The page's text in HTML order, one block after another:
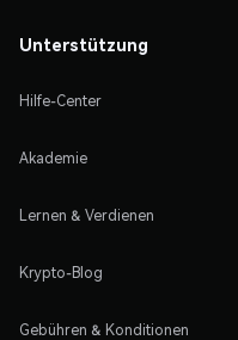
Unterstützung
Hilfe-Center
Akademie
Lernen & Verdienen
Krypto-Blog
Gebühren & Konditionen